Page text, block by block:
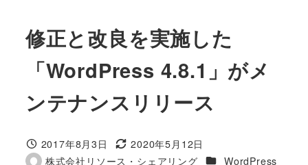
修正と改良を実施した
「WordPress 4.8.1」がメ
ンテナンスリリース
投稿日
2017年8月3日
更新日
2020年5月12日
株式会社リソース・シェアリング カテゴリー
WordPress